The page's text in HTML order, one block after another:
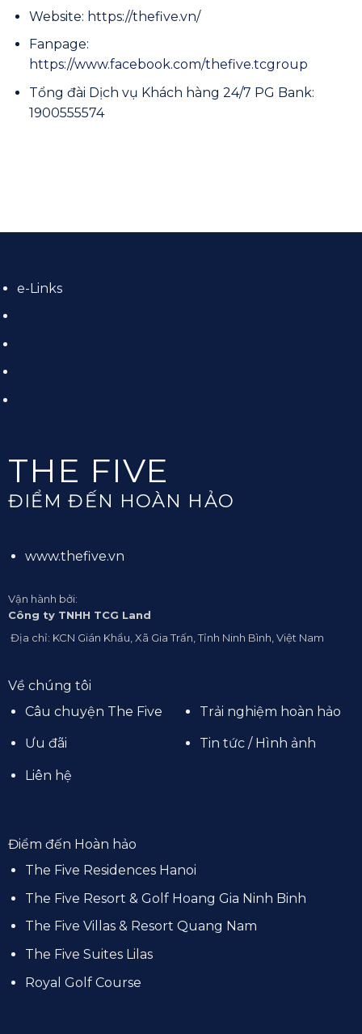
Website: https://thefive.vn/
Fanpage:
https://www.facebook.com/thefive.tcgroup
Tổng đài Dịch vụ Khách hàng 24/7 PG Bank:
1900555574
e-Links
THE FIVE
ĐIỂM ĐẾN HOÀN HẢO
www.thefive.vn
Vận hành bởi:
Công ty TNHH TCG Land
Địa chỉ: KCN Gián Khẩu, Xã Gia Trấn, Tỉnh Ninh Bình, Việt Nam
Về chúng tôi
Câu chuyện The Five
Trải nghiệm hoàn hảo
Ưu đãi Tin tức / Hình ảnh
Liên hệ
Điểm đến Hoàn hảo
The Five Residences Hanoi
The Five Resort & Golf Hoang Gia Ninh Binh
The Five Villas & Resort Quang Nam
The Five Suites Lilas
Royal Golf Course